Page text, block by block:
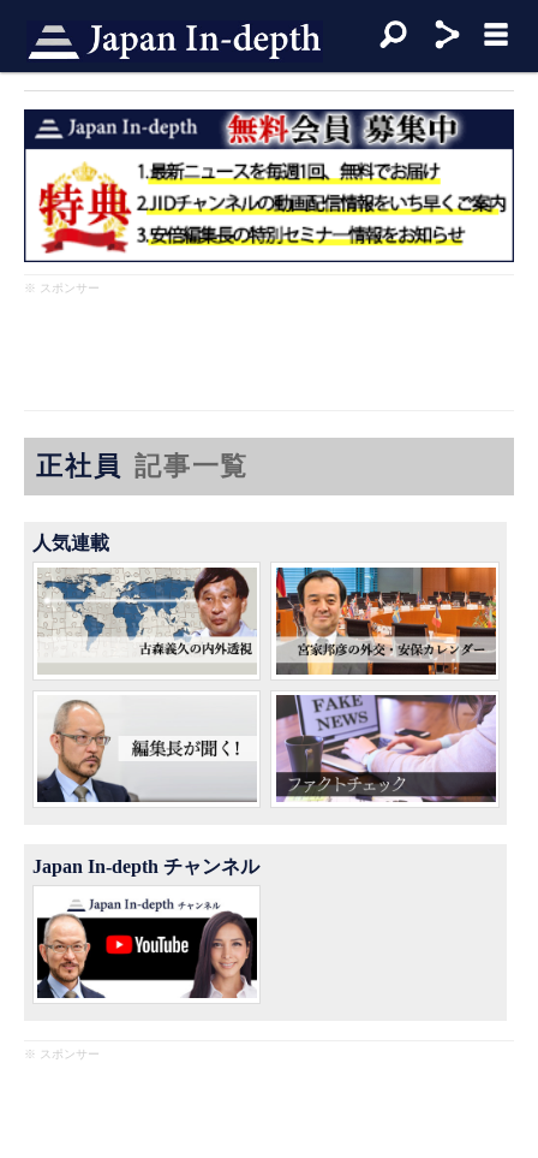
※ スポンサー
正社員 記事一覧
人気連載
Japan In-depth チャンネル
※ スポンサー